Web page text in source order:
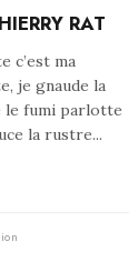
RAT
c’est ma
je gnaude la
le fumi parlotte
la rustre...